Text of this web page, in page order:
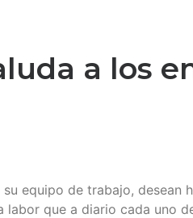
a los
equipo de trabajo,
que a diario cada uno